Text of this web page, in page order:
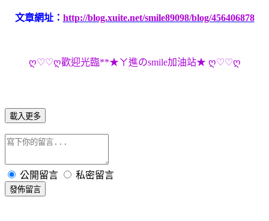
文章網址： http://blog.xuite.net/smile89098/blog/456406878
ღ♡♡ღ歡迎光臨**★ㄚ進のsmile加油站★ ღ♡♡ღ
載入更多
公開留言 私密留言
發佈留言